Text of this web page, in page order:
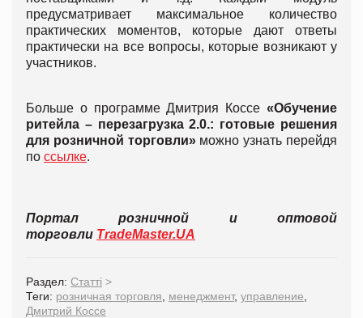
предусматривает максимальное количество
практических моментов, которые дают ответы
практически на все вопросы, которые возникают у
участников.
Больше о программе Дмитрия Коссе «Обучение
ритейла – перезагрузка 2.0.: готовые решения
для розничной торговли»можно узнать перейдя
по ссылке.
Портал розничной и оптовой
торговли TradeMaster.UA
Раздел: Статті >
Теги: розничная торговля менеджмент, управление
Дмитрий Коссе